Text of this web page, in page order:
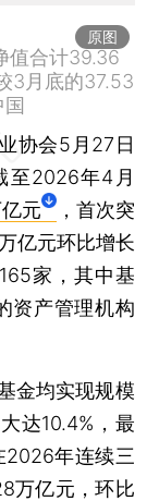
原图
值合计39.36
3月底的37.53
协会5月27日
至2026年4月
元
，首次突
亿元环比增长
家，其中基
资产管理机构
均实现规模
达10.4%，最
2026年连续三
万亿元，环比